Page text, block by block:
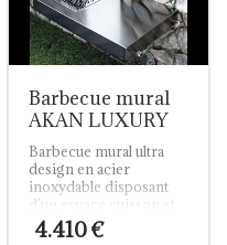
Barbecue mural
AKAN LUXURY
Barbecue mural ultra
design en acier
inoxydable disposant
d’un espace cuisson et
d’un plan de travail.
4.410€